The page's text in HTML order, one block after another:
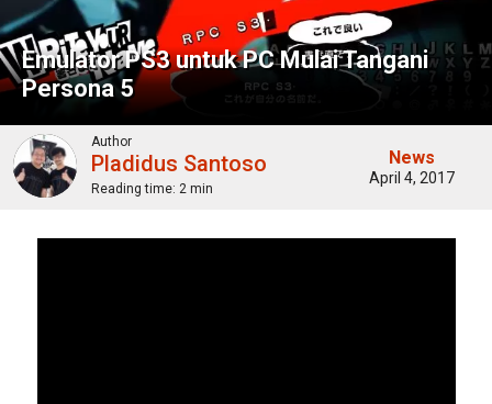
Emulator PS3 untuk PC Mulai Tangani
Persona 5
Author
Pladidus Santoso
Reading time: 2 min
News
April 4, 2017